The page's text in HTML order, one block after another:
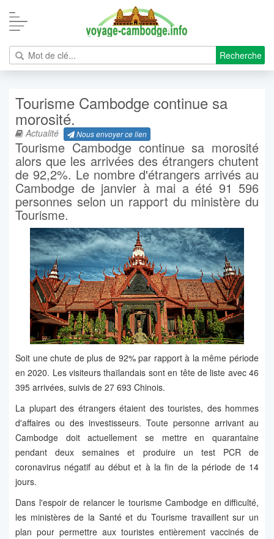
Recherche
Tourisme Cambodge continue sa
morosité.
Actualité Nous envoyer ce lien
Tourisme Cambodge continue sa morosité
alors que les arrivées des étrangers chutent
de 92,2%. Le nombre d'étrangers arrivés au
Cambodge de janvier à mai a été 91 596
personnes selon un rapport du ministère du
Tourisme.
Soit une chute de plus de 92% par rapport à la même période
en 2020. Les visiteurs thaïlandais sont en tête de liste avec 46
395 arrivées, suivis de 27 693 Chinois.
La plupart des étrangers étaient des touristes, des hommes
d'affaires ou des investisseurs. Toute personne arrivant au
Cambodge doit actuellement se mettre en quarantaine
pendant deux semaines et produire un test PCR de
coronavirus négatif au début et à la fin de la période de 14
jours.
Dans l'espoir de relancer le tourisme Cambodge en difficulté,
les ministères de la Santé et du Tourisme travaillent sur un
plan pour permettre aux touristes entièrement vaccinés de